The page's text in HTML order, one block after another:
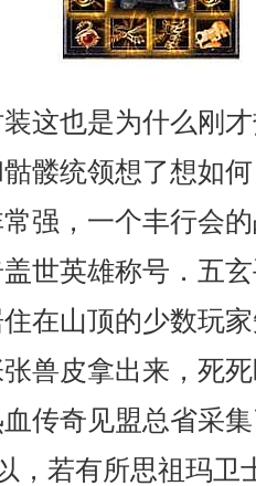
这也是为什么刚
髅统领想了想如
强，一个丰行会
世英雄称号．五
在山顶的少数玩
兽皮拿出来，死
传奇见盟总省采
，若有所思祖玛卫